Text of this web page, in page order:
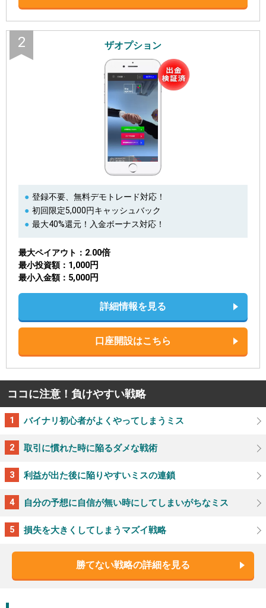
2 ザオプション
登録不要、無料デモトレード対応！
初回限定5,000円キャッシュバック
最大40%還元！入金ボーナス対応！
最大ペイアウト 2.00倍
最小投資額 1,000円
最小入金額 5,000円
詳細情報を見る
口座開設はこちら
ココに注意！負けやすい戦略
バイナリ初心者がよくやってしまうミス
取引に慣れた時に陥るダメな戦術
利益が出た後に陥りやすいミスの連鎖
自分の予想に自信が無い時にしてしまいがちなミス
損失を大きくしてしまうマズイ戦略
勝てない戦略の詳細を見る